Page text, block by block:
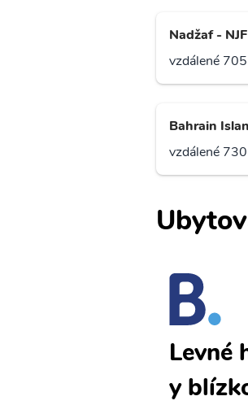
Nadžaf - NJF
vzdálené
Bahrain
vzdálené
Levné
y